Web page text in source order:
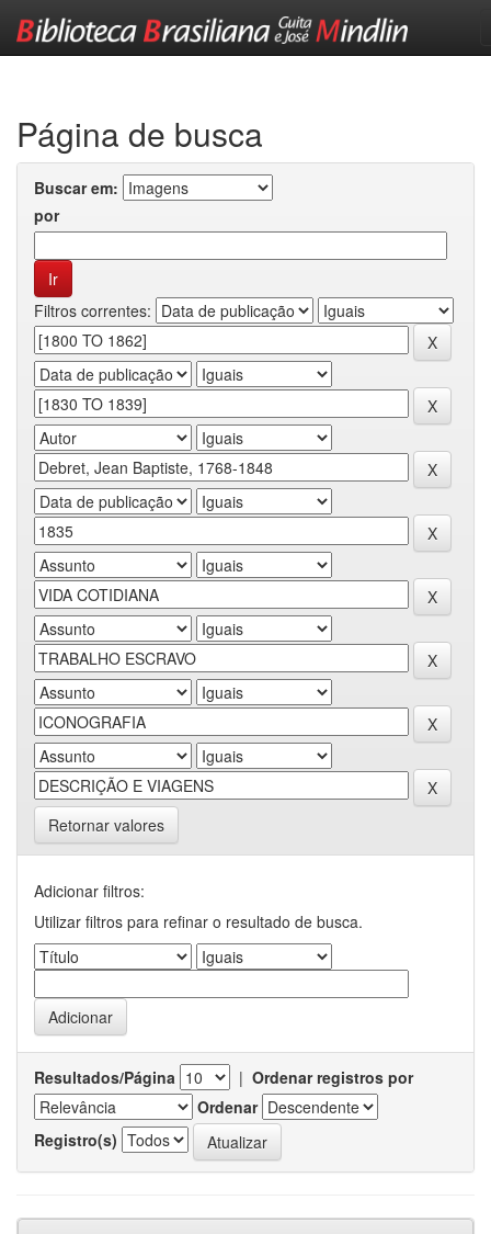
Página de busca
Buscar em:
por
Filtros correntes:
Retornar valores
Adicionar filtros:
Utilizar filtros para refinar o resultado de busca.
Resultados/Página | Ordenar registros por
Ordenar
Registro(s)